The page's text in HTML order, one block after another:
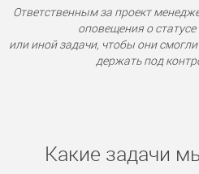
Ответственным за проект
оповещения о
или иной задачи, чтобы они
держать под
Какие задачи